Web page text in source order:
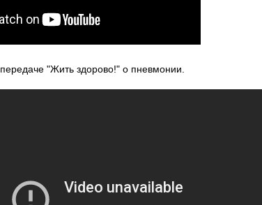
"Жить здорово!" о пневмонии.